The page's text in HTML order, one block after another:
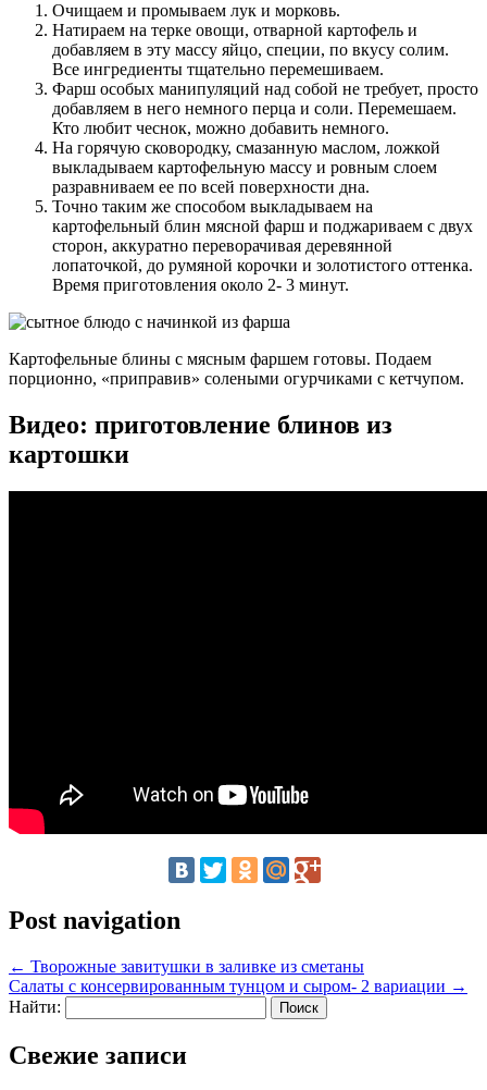
Очищаем и промываем лук и морковь.
Натираем на терке овощи, отварной картофель и
добавляем в эту массу яйцо, специи, по вкусу солим.
Все ингредиенты тщательно перемешиваем.
Фарш особых манипуляций над собой не требует, просто
добавляем в него немного перца и соли. Перемешаем.
Кто любит чеснок, можно добавить немного.
На горячую сковородку, смазанную маслом, ложкой
выкладываем картофельную массу и ровным слоем
разравниваем ее по всей поверхности дна.
Точно таким же способом выкладываем на
картофельный блин мясной фарш и поджариваем с двух
сторон, аккуратно переворачивая деревянной
лопаточкой, до румяной корочки и золотистого оттенка.
Время приготовления около 2- 3 минут.
Картофельные блины с мясным фаршем готовы. Подаем
порционно, «приправив» солеными огурчиками с кетчупом.
Видео: приготовление блинов из
картошки
Post navigation
← Творожные завитушки в заливке из сметаны
Салаты с консервированным тунцом и сыром- 2 вариации →
Найти:
Свежие записи